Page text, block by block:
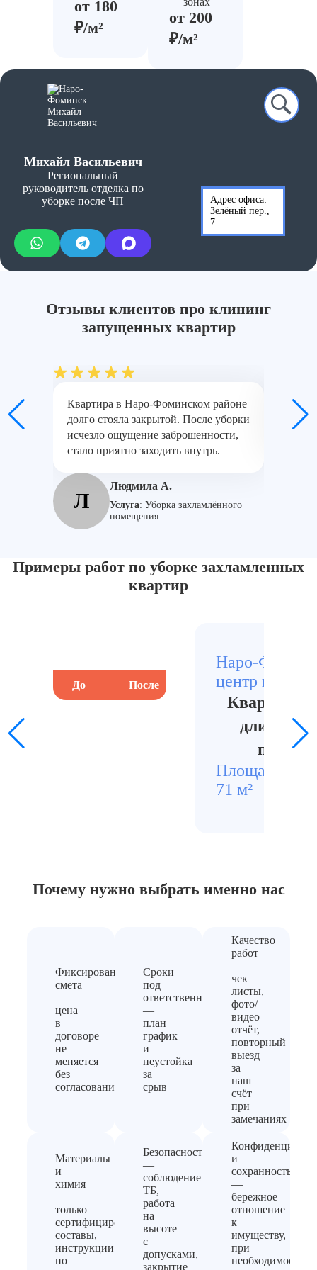
от 180
₽/м²
от 200
₽/м²
Михайл Васильевич
Региональный
руководитель отделка по
уборке после ЧП
Адрес офиса:
Зелёный пер.,
7
Отзывы клиентов про клининг
запущенных квартир
Квартира в Наро-Фоминском районе
долго стояла закрытой. После уборки
исчезло ощущение заброшенности,
стало приятно заходить внутрь.
Л
Людмила А.
Услуга: Уборка захламлённого
помещения
Было
Примеры работ по уборке захламленных
квартир
До После
Наро-
центр города
Квартира
Площадь
71 м²
Почему нужно выбрать именно нас
Фиксированная
смета
—
цена
в
договоре
не
меняется
без
согласования
Сроки
под
ответственность
—
план
график
и
неустойка
за
срыв
Качество
работ
—
чек
листы,
фото/
видео
отчёт,
повторный
выезд
за
наш
счёт
при
замечаниях
Материалы
и
химия
—
только
сертифицированные
составы,
инструкции
по
Безопасность
—
соблюдение
ТБ,
работа
на
высоте
с
допусками,
закрытие
и
сохранность
—
бережное
отношение
к
имуществу,
при
необходимости